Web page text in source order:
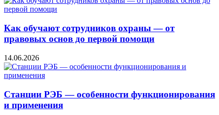
Как обучают сотрудников охраны — от
правовых основ до первой помощи
14.06.2026
Станции РЭБ — особенности функционирования
и применения